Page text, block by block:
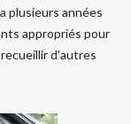
plusieurs années
appropriés pour
d'autres